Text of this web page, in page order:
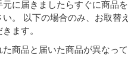
元に届きましたらすぐに商品を
い。 以下の場合のみ、お取替え
ます。
た商品と届いた商品が異なって